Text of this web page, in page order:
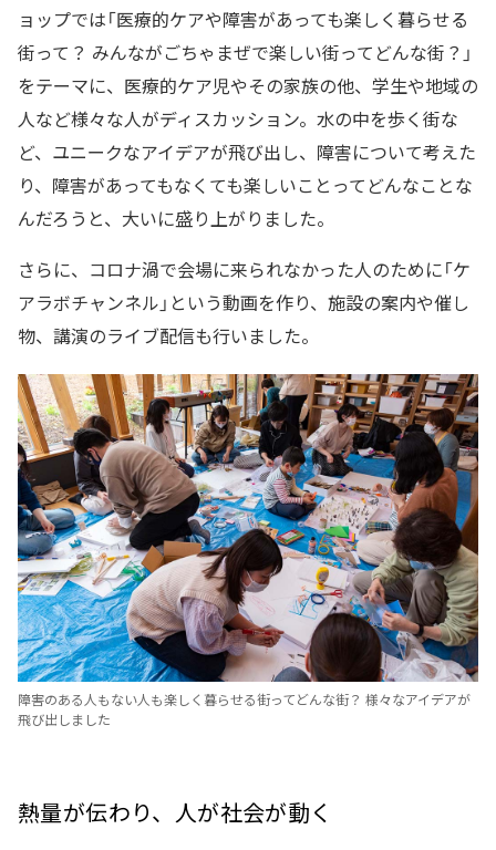
ョップでは「医療的ケアや障害があっても楽しく暮らせる
街って？ みんながごちゃまぜで楽しい街ってどんな街？」
をテーマに、医療的ケア児やその家族の他、学生や地域の
人など様々な人がディスカッション。水の中を歩く街な
ど、ユニークなアイデアが飛び出し、障害について考えた
り、障害があってもなくても楽しいことってどんなことな
んだろうと、大いに盛り上がりました。
さらに、コロナ渦で会場に来られなかった人のために「ケ
アラボチャンネル」という動画を作り、施設の案内や催し
物、講演のライブ配信も行いました。
障害のある人もない人も楽しく暮らせる街ってどんな街？ 様々なアイデアが
飛び出しました
熱量が伝わり、人が社会が動く